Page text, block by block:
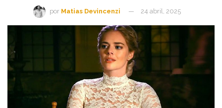
por Matias Devincenzi 24 abril, 2025